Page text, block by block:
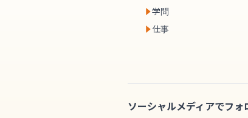
学問
仕事
ソーシャルメディアでフォ